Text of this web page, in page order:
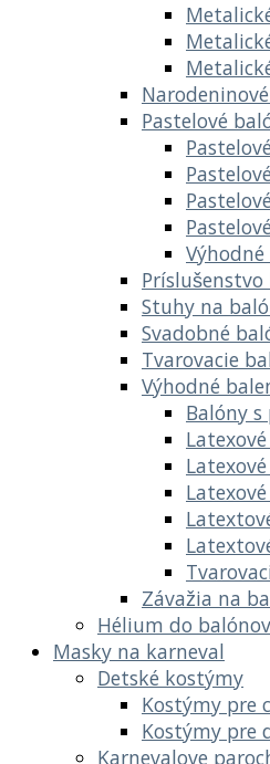
Pastelové
Stuhy na
Svadobné
Tvarovacie
Výhodné
Balóny
Závažia na
Hélium do balónov
Masky na karneval
Detské kostýmy
Kostýmy pre
Kostýmy pre
Karnevalove